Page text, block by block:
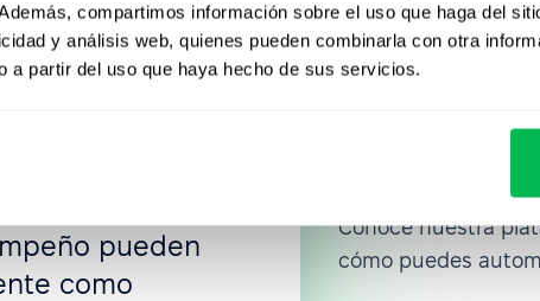
compartimos información sobre el uso que haga del
y análisis web, quienes pueden combinarla con otra
a partir del uso que haya hecho de sus servicios.
un nuevo
la flexibilidad de
crear todo lo
de acceso, flujos
de permisos,
y
pueden
como
Únete
Conoce nuestra
cómo puedes